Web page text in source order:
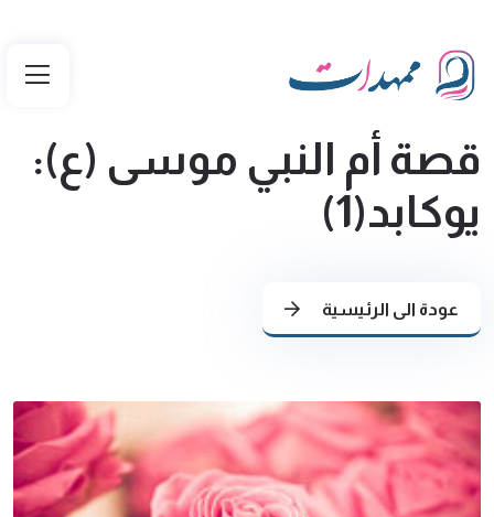
قصة أم النبي موسى (ع):
يوكابد(1)
عودة الى الرئيسية